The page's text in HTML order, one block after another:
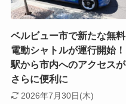
ベルビュー市で新たな無料
電動シャトルが運行開始！
駅から市内へのアクセスが
さらに便利に
2026年7月30日(木)